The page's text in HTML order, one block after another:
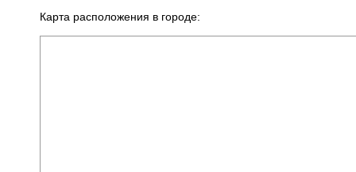
Карта расположения в городе: